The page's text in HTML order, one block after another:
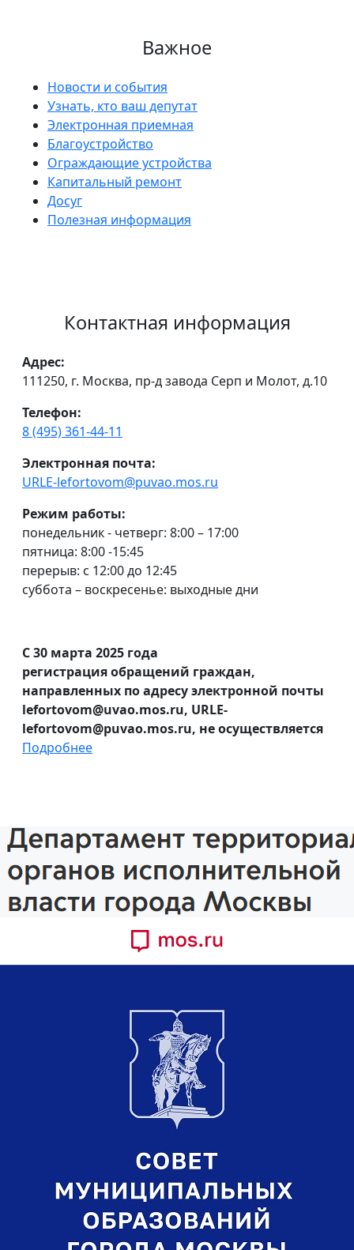
Важное
Новости и события
Узнать, кто ваш депутат
Электронная приемная
Благоустройство
Ограждающие устройства
Капитальный ремонт
Досуг
Полезная информация
Контактная информация
Адрес:
111250, г. Москва, пр-д завода Серп и Молот, д.10
Телефон:
8 (495) 361-44-11
Электронная почта:
URLE-lefortovom@puvao.mos.ru
Режим работы:
понедельник - четверг: 8:00 – 17:00
пятница: 8:00 -15:45
перерыв: с 12:00 до 12:45
суббота – воскресенье: выходные дни
С 30 марта 2025 года
регистрация обращений граждан,
направленных по адресу электронной почты
lefortovom@uvao.mos.ru, URLE-
lefortovom@puvao.mos.ru, не осуществляется
Подробнее